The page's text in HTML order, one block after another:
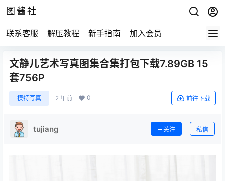
图酱社
联系客服 解压教程 新手指南 加入会员
文静儿艺术写真图集合集打包下载7.89GB 15
套756P
模特写真 2 年前 0 前往下载
tujiang 关注 私信